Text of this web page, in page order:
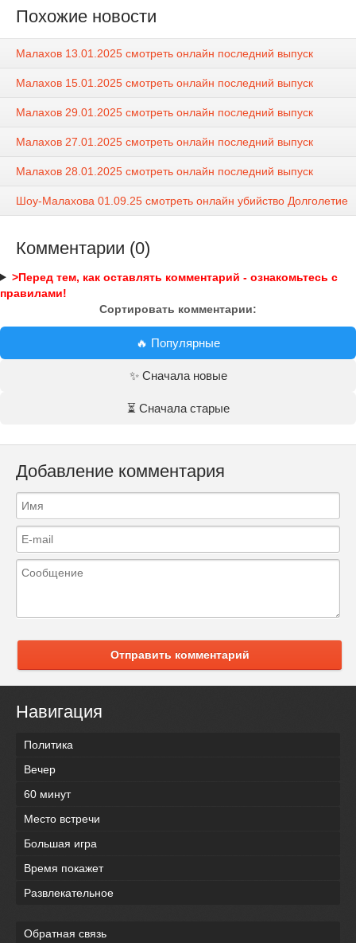
Похожие новости
Малахов 13.01.2025 смотреть онлайн последний выпуск
Малахов 15.01.2025 смотреть онлайн последний выпуск
Малахов 29.01.2025 смотреть онлайн последний выпуск
Малахов 27.01.2025 смотреть онлайн последний выпуск
Малахов 28.01.2025 смотреть онлайн последний выпуск
Шоу-Малахова 01.09.25 смотреть онлайн убийство Долголетие
Комментарии (0)
>Перед тем, как оставлять комментарий - ознакомьтесь с
правилами!
Сортировать комментарии:
🔥 Популярные
✨ Сначала новые
⏳ Сначала старые
Добавление комментария
Отправить комментарий
Навигация
Политика
Вечер
60 минут
Место встречи
Большая игра
Время покажет
Развлекательное
Обратная связь